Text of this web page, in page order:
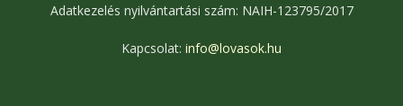
Adatkezelés nyilvántartási szám: NAIH-123795/2017
Kapcsolat: info@lovasok.hu